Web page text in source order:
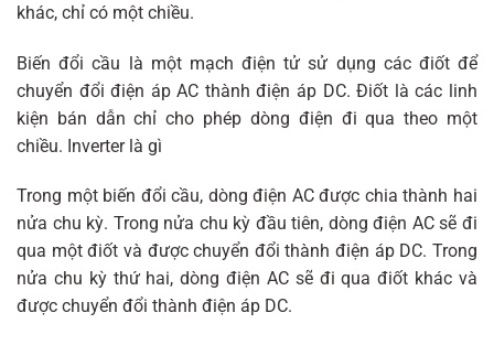
khác, chỉ có một chiều.
Biến đổi cầu là một mạch điện tử sử dụng các điốt để
chuyển đổi điện áp AC thành điện áp DC. Điốt là các linh
kiện bán dẫn chỉ cho phép dòng điện đi qua theo một
chiều. Inverter là gì
Trong một biến đổi cầu, dòng điện AC được chia thành hai
nửa chu kỳ. Trong nửa chu kỳ đầu tiên, dòng điện AC sẽ đi
qua một điốt và được chuyển đổi thành điện áp DC. Trong
nửa chu kỳ thứ hai, dòng điện AC sẽ đi qua điốt khác và
được chuyển đổi thành điện áp DC.